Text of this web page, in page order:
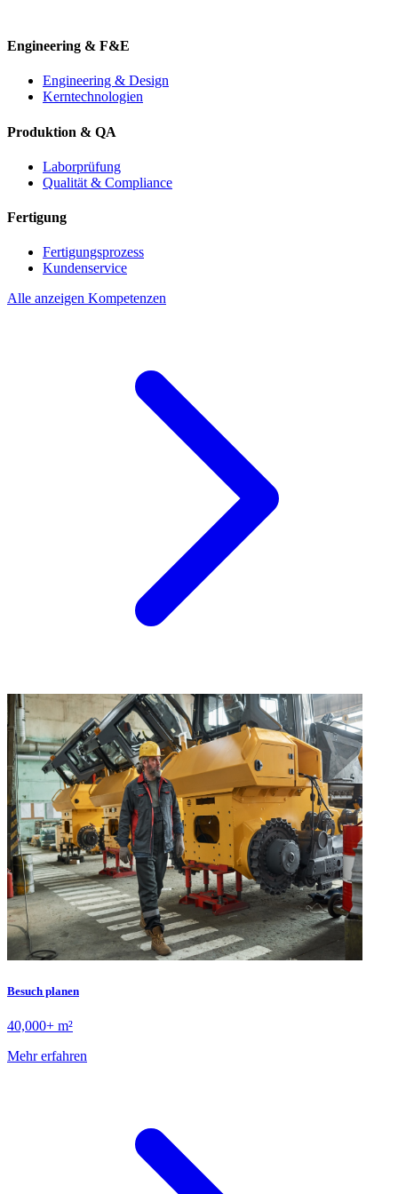
Engineering & F&E
Engineering & Design
Kerntechnologien
Produktion & QA
Laborprüfung
Qualität & Compliance
Fertigung
Fertigungsprozess
Kundenservice
Alle anzeigen Kompetenzen
Besuch planen
40,000+ m²
Mehr erfahren